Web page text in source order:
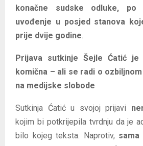
konačne sudske odluke, po
uvođenje u posjed stanova
prije dvije godine
Prijava sutkinje Šejle Ćatić
komična – ali se radi o
na medijske slobode
Sutkinja Ćatić u svojoj prijavi
kojim bi potkrijepila tvrdnju da je
bilo kojeg teksta. Naprotiv, sama